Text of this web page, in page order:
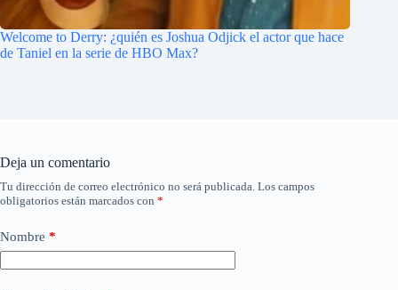
Welcome to Derry: ¿quién es Joshua Odjick el actor que hace
de Taniel en la serie de HBO Max?
Deja un comentario
Tu dirección de correo electrónico no será publicada. Los campos
obligatorios están marcados con *
Nombre *